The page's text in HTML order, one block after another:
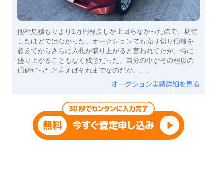
他社見積もりより1万円程度しか上回らなかったので、期待
したほどではなかった。オークションでも売り切り価格を
超えてからさらに入札が盛り上がると言われてたが、特に
盛り上がることもなく残念だった。自分の車がその程度の
価値だったと言えばそれまでなのだが、、、
オークション実績詳細を見る